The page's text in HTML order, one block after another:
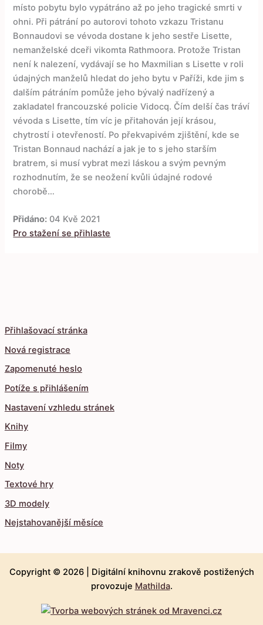
Přihlašovací stránka
Nová registrace
Zapomenuté heslo
Potíže s přihlášením
Nastavení vzhledu stránek
Knihy
Filmy
Noty
Textové hry
3D modely
Nejstahovanější měsíce
místo pobytu bylo vypátráno až po jeho tragické smrti v
ohni. Při pátrání po autorovi tohoto vzkazu Tristanu
Bonnaudovi se vévoda dostane k jeho sestře Lisette,
nemanželské dceři vikomta Rathmoora. Protože Tristan
není k nalezení, vydávají se ho Maxmilian s Lisette v roli
údajných manželů hledat do jeho bytu v Paříži, kde jim s
dalším pátráním pomůže jeho bývalý nadřízený a
zakladatel francouzské policie Vidocq. Čím delší čas tráví
vévoda s Lisette, tím víc je přitahován její krásou,
chytrostí i otevřeností. Po překvapivém zjištění, kde se
Tristan Bonnaud nachází a jak je to s jeho starším
bratrem, si musí vybrat mezi láskou a svým pevným
rozhodnutím, že se neožení kvůli údajné rodové
chorobě…
Přidáno: 04 Kvě 2021
Pro stažení se přihlaste
Copyright © 2026 | Digitální knihovnu zrakově postižených
provozuje Mathilda.